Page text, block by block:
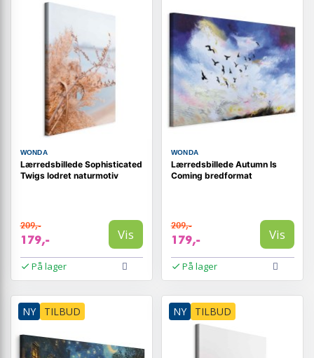
WONDA
Lærredsbillede Sophisticated
Twigs lodret naturmotiv
209,-
179,- Vis
På lager
WONDA
Lærredsbillede Autumn Is
Coming bredformat
209,-
179,- Vis
På lager
NY TILBUD NY TILBUD